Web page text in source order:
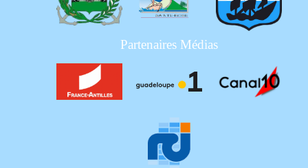
Partenaires Médias